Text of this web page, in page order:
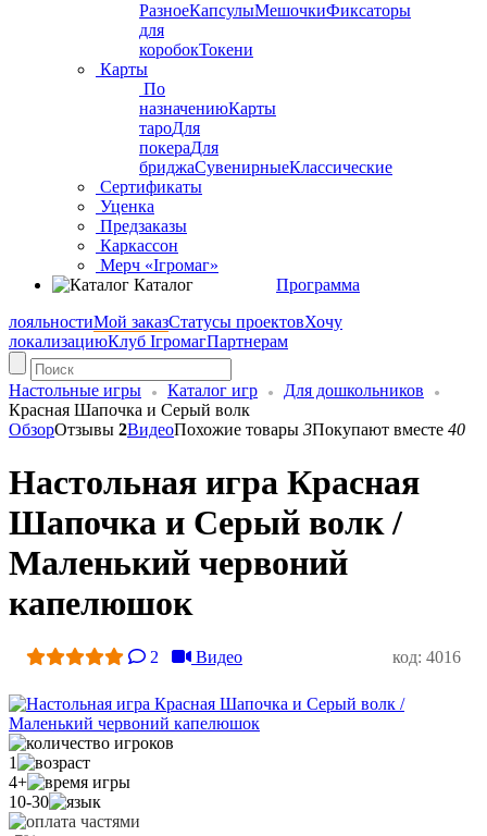
РазноеКапсулыМешочкиФиксаторы
для
коробокТокени
Карты
По
назначениюКарты
тароДля
покераДля
бриджаСувенирныеКлассические
Сертификаты
Уценка
Предзаказы
Каркассон
Мерч «Ігромаг»
Каталог
Программа
лояльностиМой заказСтатусы проектовХочу
локализациюКлуб ІгромагПартнерам
Настольные игры Каталог игр
Для дошкольников
Красная Шапочка и Серый волк
ОбзорОтзывы 2ВидеоПохожие товары 3Покупают вместе 40
Настольная игра Красная
Шапочка и Серый волк /
Маленький червоний
капелюшок
2 Видео код: 4016
1
4+
10-30